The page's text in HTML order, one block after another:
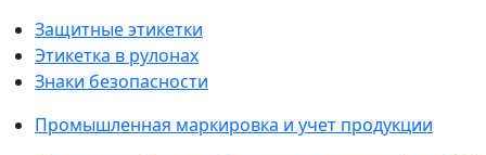
Защитные этикетки
Этикетка в рулонах
Знаки безопасности
Промышленная маркировка и учет продукции